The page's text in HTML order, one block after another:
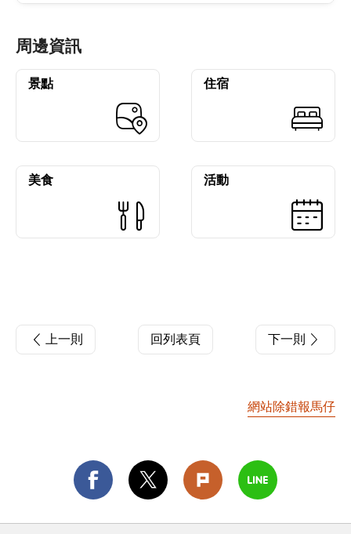
周邊資訊
景點 住宿
美食 活動
上一則 回列表頁 下一則
網站除錯報馬仔